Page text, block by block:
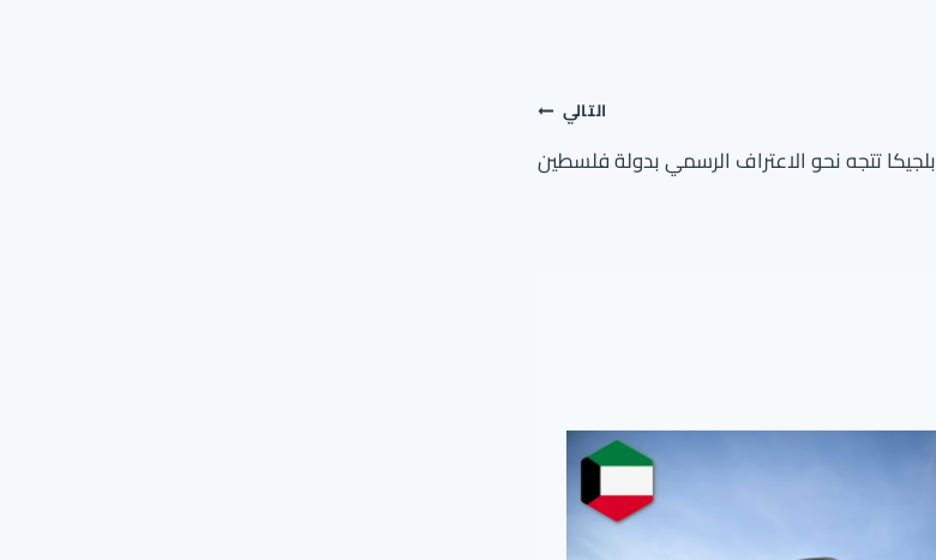
التالي
بلجيكا تتجه نحو الاعتراف الرسمي بدولة فلسطين